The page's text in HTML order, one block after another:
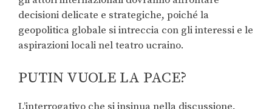
decisioni delicate e strategiche, poiché la
geopolitica globale si intreccia con gli interessi e le
aspirazioni locali nel teatro ucraino.
PUTIN VUOLE LA PACE?